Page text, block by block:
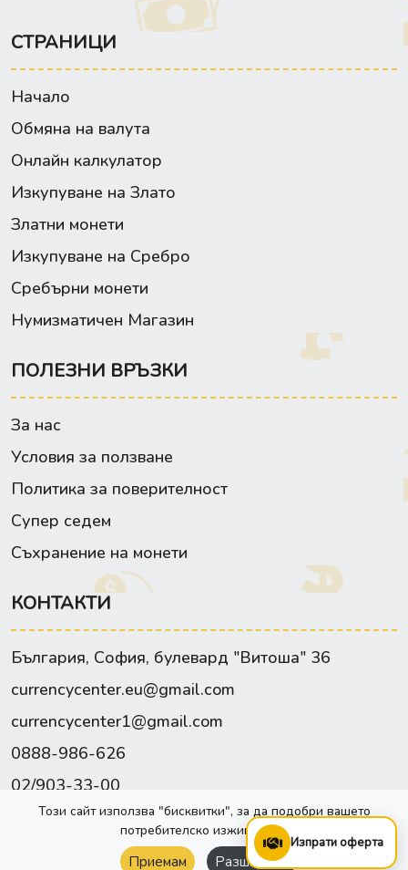
СТРАНИЦИ
Начало
Обмяна на валута
Онлайн калкулатор
Изкупуване на Злато
Златни монети
Изкупуване на Сребро
Сребърни монети
Нумизматичен Магазин
ПОЛЕЗНИ ВРЪЗКИ
За нас
Условия за ползване
Политика за поверителност
Супер седем
Съхранение на монети
КОНТАКТИ
България, София, булевард "Витоша" 36
currencycenter.eu@gmail.com
currencycenter1@gmail.com
0888-986-626
02/903-33-00
Facebook
Изпрати оферта
Този сайт използва "бисквитки", за да подобри вашето
потребителско изживяване.
Приемам Разширени